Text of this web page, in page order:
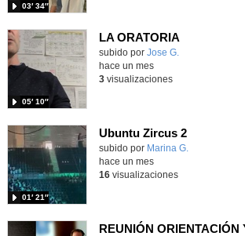
03′ 34″
LA ORATORIA
Contenido educativo.
subido por Jose G.
05′ 10″
hace un mes
3visualizaciones
Ubuntu Zircus 2-
Contenido educativo.
subido por Marina G.
01′ 21″
hace un mes
16visualizaciones